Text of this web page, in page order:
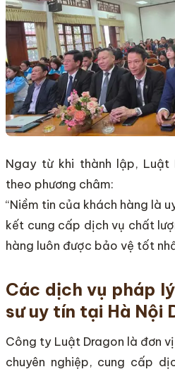
Ngay từ khi thành lập, Luật
theo phương châm:
“Niềm tin của khách hàng là
kết cung cấp dịch vụ chất
hàng luôn được bảo vệ tốt
Các dịch vụ pháp
sư uy tín tại Hà Nội
Công ty Luật Dragon là đơn
chuyên nghiệp, cung cấp